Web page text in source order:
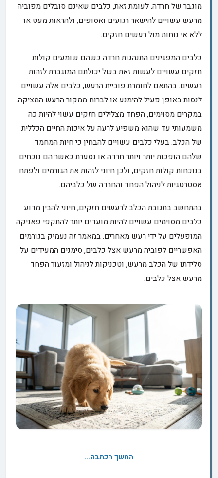
מוגבר של חרדה. לעומת זאת, כלבים שאינם סובלים מפוביה
מרעש עשויים להישאר רגועים ואסופים, ולהראות מעט או
ללא אי נוחות מול רעשים חזקים.
כלבים המפגינים התנהגות חרדה כשהם שומעים קולות
חזקים עשויים לעשות זאת בשל יכולתם המוגברת לזהות
רעשים. בהתאם לחומרת פוביית הרעש, כלבים אלה עשויים
לנסות באופן פעיל להימנע או לברוח ממקור הרעש המציקה.
במקרים מסוימים, הפחד מצלילים חזקים עשוי להיות כה
משמעותי עד שהוא משפיע לרעה על איכות החיים הכללית
של הכלב. בעלי כלבים עשויים להבחין כי חיות המחמד
שלהם הופכות יותר ויותר חרדה או נסערת כאשר הם נוכחים
בנוכחות קולות חזקים, ולכן חיוני לזהות את הגורמים ולפתח
אסטרטגיות לניהול הפחד והחרדה של כלביהם.
בהתחשב בתגובת הכלב לרעשים חזקים, חיוני להבין מדוע
כלבים מסוימים עשויים להיות מועדים יותר להתקפי פאניקה
המופעלים על ידי רעש מאחרים. במאמר זה נעמיק בגורמים
האפשריים לפוביה מרעש אצל כלבים, סימנים המעידים על
סלידתו של הכלב מרעש, וטכניקות לניהול ומזעור הפחד
מרעש אצל כלבים.
המשך הכתבה...